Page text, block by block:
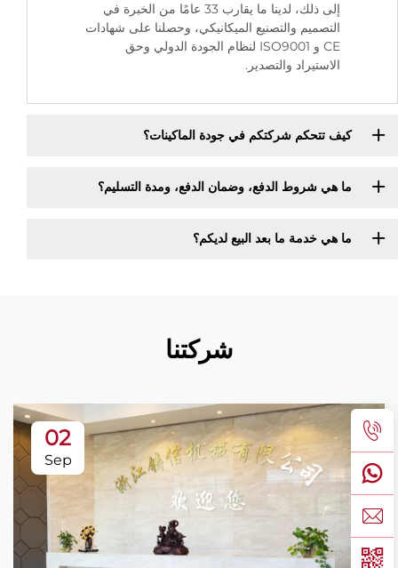
إلى ذلك، لدينا ما يقارب 33 عامًا من الخبرة في
التصميم والتصنيع الميكانيكي، وحصلنا على شهادات
CE و ISO9001 لنظام الجودة الدولي وحق
الاستيراد والتصدير.
كيف تتحكم شركتكم في جودة الماكينات؟
ما هي شروط الدفع، وضمان الدفع، ومدة التسليم؟
ما هي خدمة ما بعد البيع لديكم؟
شركتنا
02
Sep